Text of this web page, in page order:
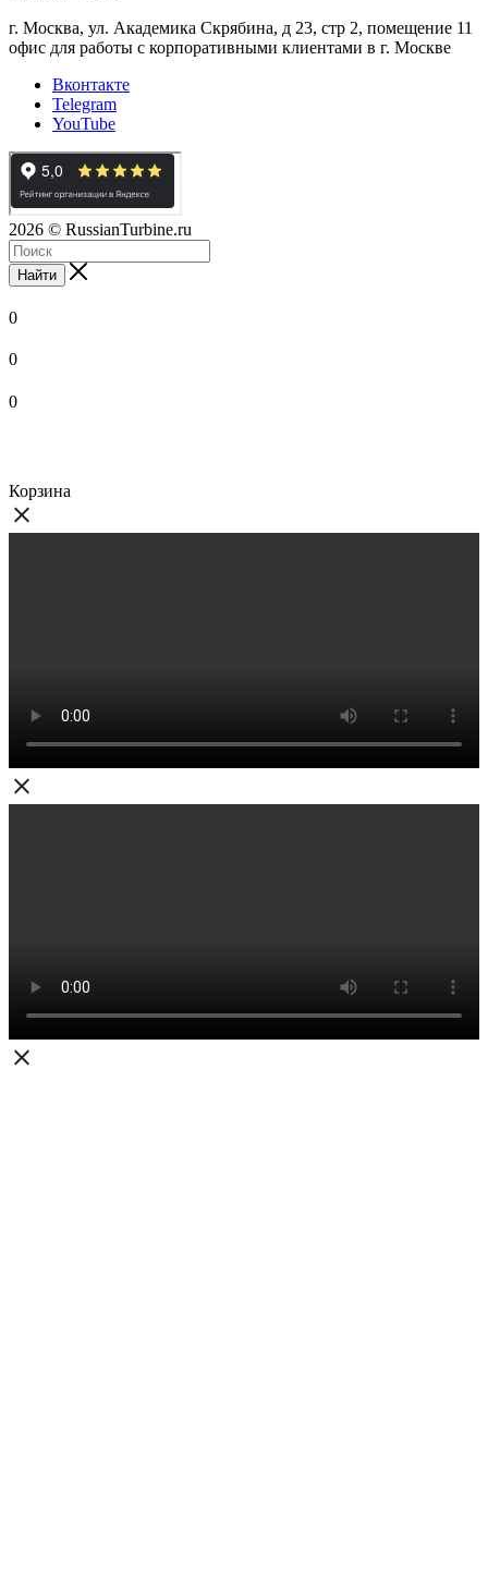
г. Москва, ул. Академика Скрябина, д 23, стр 2, помещение 11
офис для работы с корпоративными клиентами в г. Москве
Вконтакте
Telegram
YouTube
2026 © RussianTurbine.ru
Найти
0
0
0
Корзина